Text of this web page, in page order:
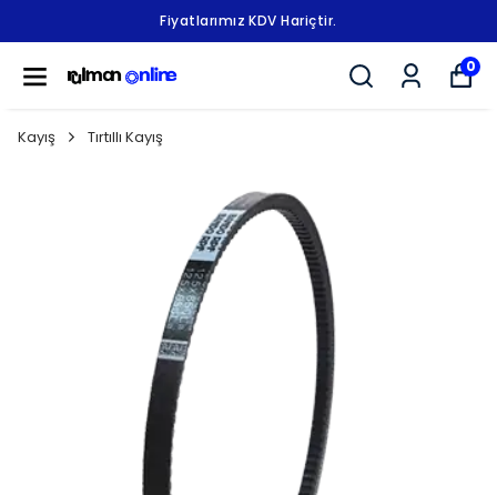
Fiyatlarımız KDV Hariçtir.
0
Kayış Tırtıllı Kayış